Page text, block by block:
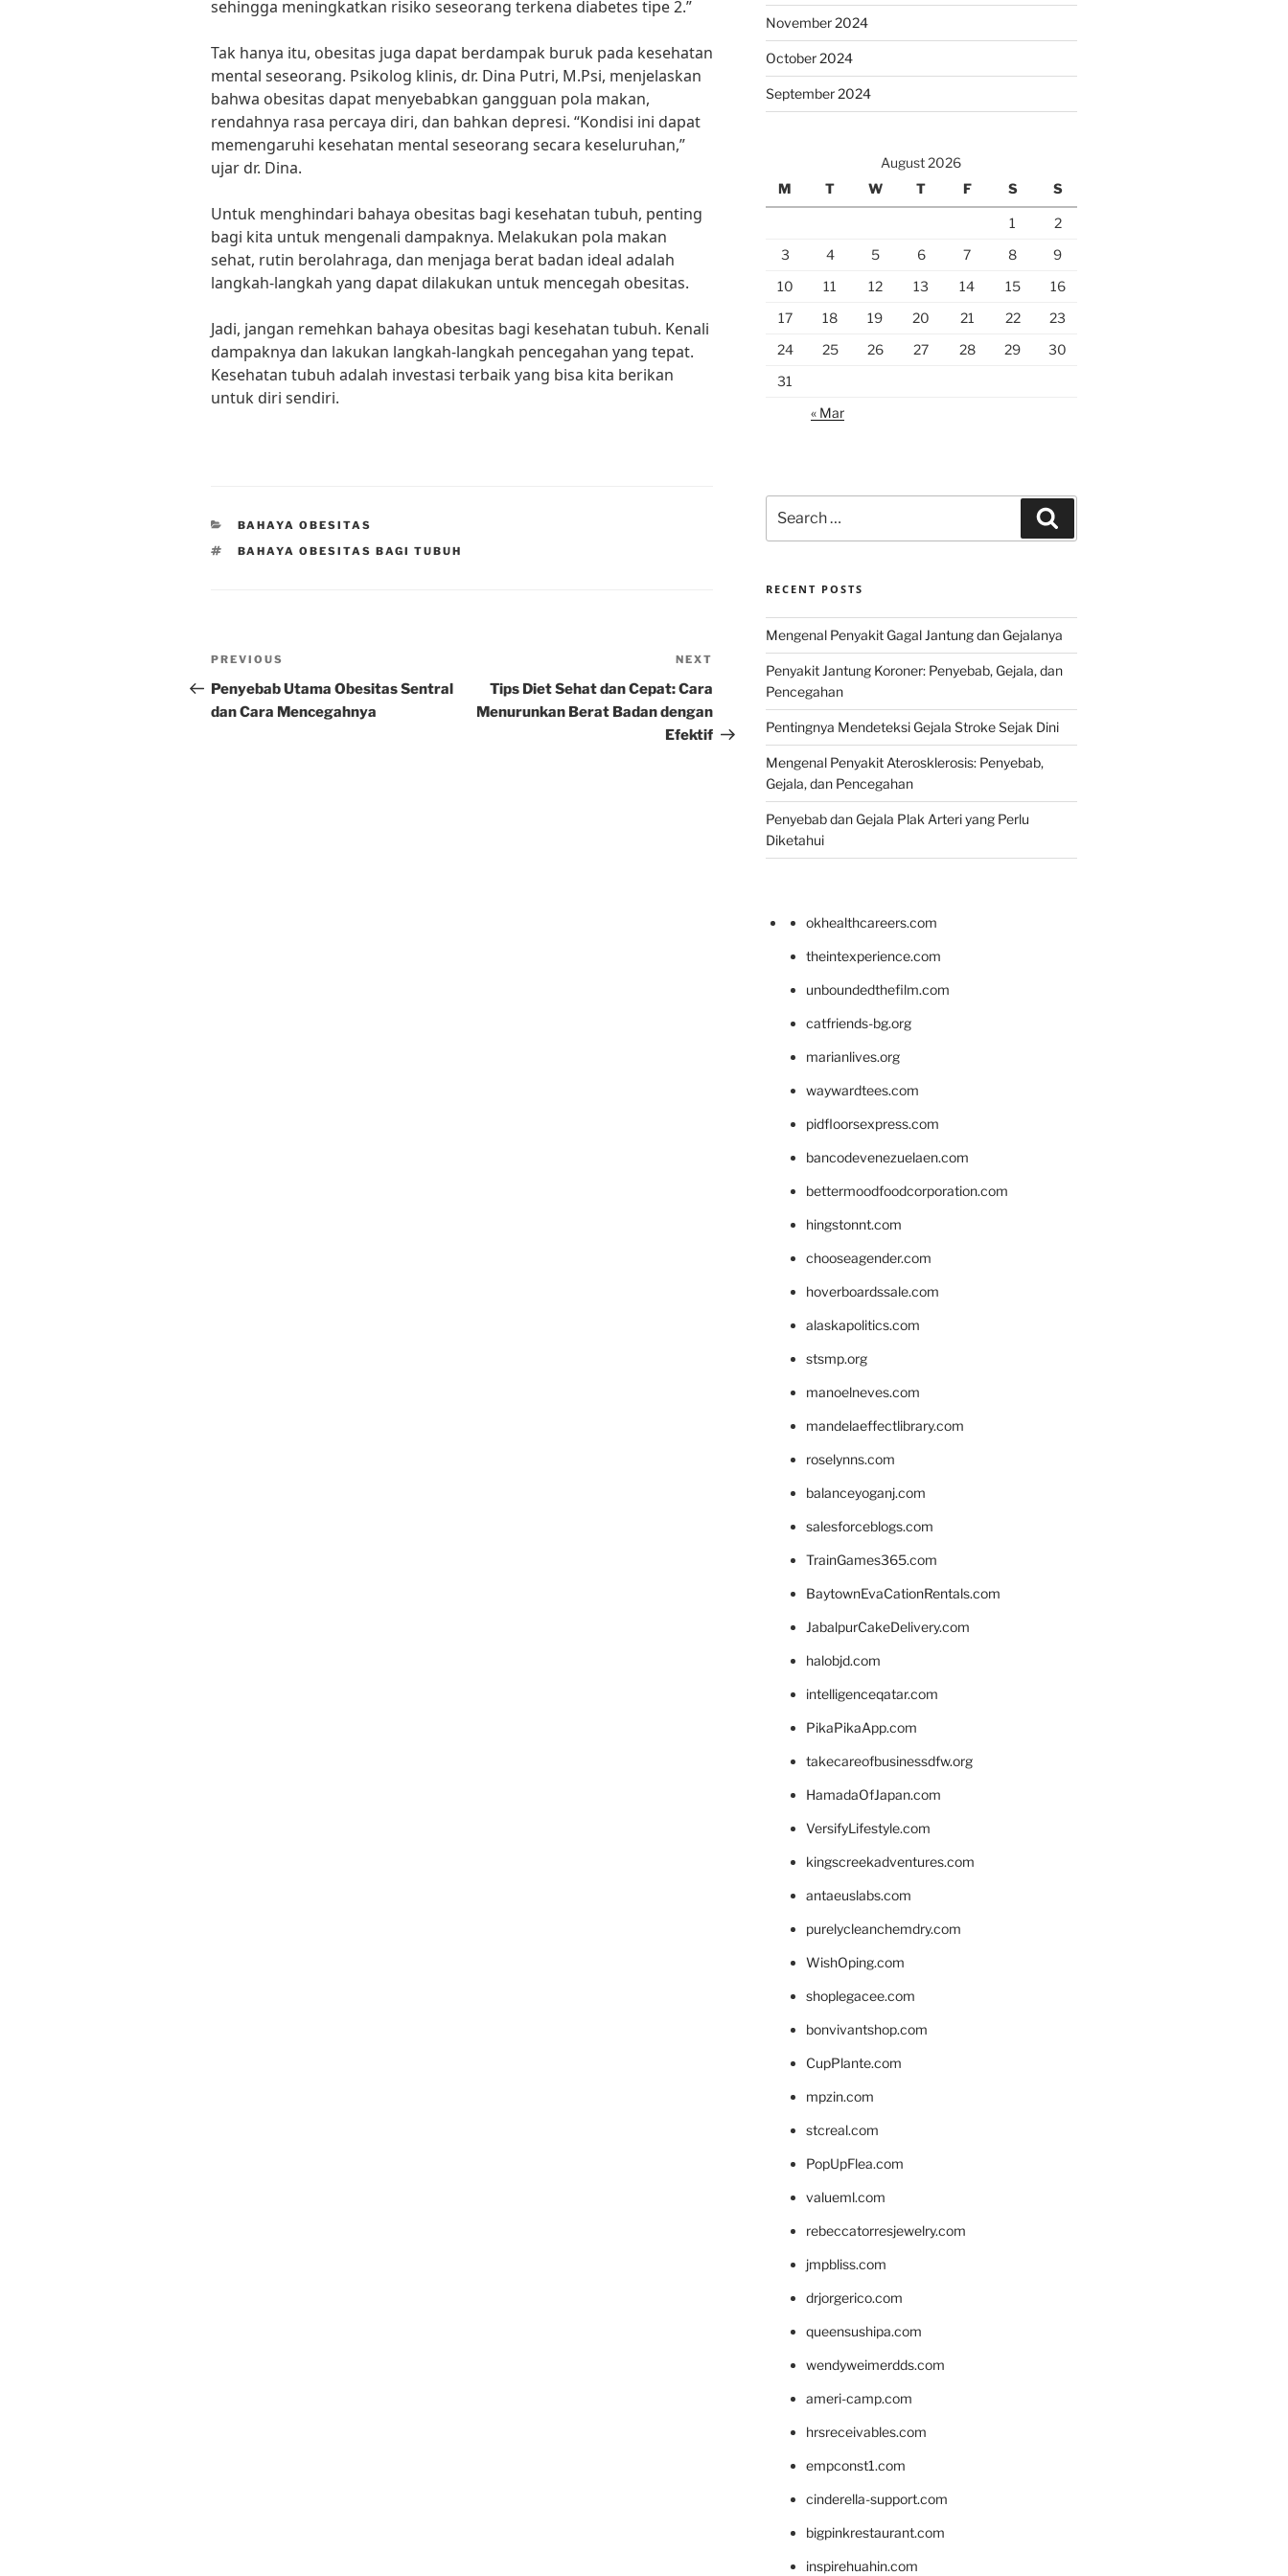
sehingga meningkatkan risiko seseorang terkena diabetes tipe 2.”
Tak hanya itu, obesitas juga dapat berdampak buruk pada kesehatan
mental seseorang. Psikolog klinis, dr. Dina Putri, M.Psi, menjelaskan
bahwa obesitas dapat menyebabkan gangguan pola makan,
rendahnya rasa percaya diri, dan bahkan depresi. “Kondisi ini dapat
memengaruhi kesehatan mental seseorang secara keseluruhan,”
ujar dr. Dina.
Untuk menghindari bahaya obesitas bagi kesehatan tubuh, penting
bagi kita untuk mengenali dampaknya. Melakukan pola makan
sehat, rutin berolahraga, dan menjaga berat badan ideal adalah
langkah-langkah yang dapat dilakukan untuk mencegah obesitas.
Jadi, jangan remehkan bahaya obesitas bagi kesehatan tubuh. Kenali
dampaknya dan lakukan langkah-langkah pencegahan yang tepat.
Kesehatan tubuh adalah investasi terbaik yang bisa kita berikan
untuk diri sendiri.
CATEGORIES
BAHAYA OBESITAS
TAGS
BAHAYA OBESITAS BAGI TUBUH
Post
navigation
Previous
Post
PREVIOUS
Penyebab Utama Obesitas Sentral
dan Cara Mencegahnya
NEXT
Tips Diet Sehat dan Cepat: Cara
Menurunkan Berat Badan dengan
Efektif
November 2024
October 2024
September 2024
August 2026
M
T W T F S S
1
2
3
4 5 6 7 8
9
10
11 12 13 14 15
16
17
18 19 20 21 22
23
24
25 26 27 28 29
30
31
« Mar
for:
RECENT POSTS
Mengenal Penyakit Gagal Jantung dan Gejalanya
Penyakit Jantung Koroner: Penyebab, Gejala, dan
Pencegahan
Pentingnya Mendeteksi Gejala Stroke Sejak Dini
Mengenal Penyakit Aterosklerosis: Penyebab,
Gejala, dan Pencegahan
Penyebab dan Gejala Plak Arteri yang Perlu
Diketahui
okhealthcareers.com
theintexperience.com
unboundedthefilm.com
catfriends-bg.org
marianlives.org
waywardtees.com
pidfloorsexpress.com
bancodevenezuelaen.com
bettermoodfoodcorporation.com
hingstonnt.com
chooseagender.com
hoverboardssale.com
alaskapolitics.com
stsmp.org
manoelneves.com
mandelaeffectlibrary.com
roselynns.com
balanceyoganj.com
salesforceblogs.com
TrainGames365.com
BaytownEvaCationRentals.com
JabalpurCakeDelivery.com
halobjd.com
intelligenceqatar.com
PikaPikaApp.com
takecareofbusinessdfw.org
HamadaOfJapan.com
VersifyLifestyle.com
kingscreekadventures.com
antaeuslabs.com
purelycleanchemdry.com
WishOping.com
shoplegacee.com
bonvivantshop.com
CupPlante.com
mpzin.com
stcreal.com
PopUpFlea.com
valueml.com
rebeccatorresjewelry.com
jmpbliss.com
drjorgerico.com
queensushipa.com
wendyweimerdds.com
ameri-camp.com
hrsreceivables.com
empconst1.com
cinderella-support.com
bigpinkrestaurant.com
inspirehuahin.com